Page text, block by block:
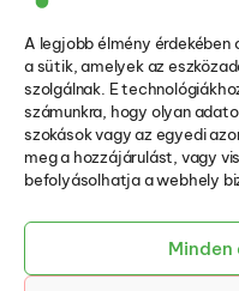
A legjobb élmény
a sütik, amelyek az
szolgálnak. E
számunkra, hogy olyan
szokások vagy az egyedi
meg a hozzájárulást, vagy
befolyásolhatja a webhely
Minden
A beteg jogai és
Sütik (csak szlovén nyelven)
Akadálymentességi